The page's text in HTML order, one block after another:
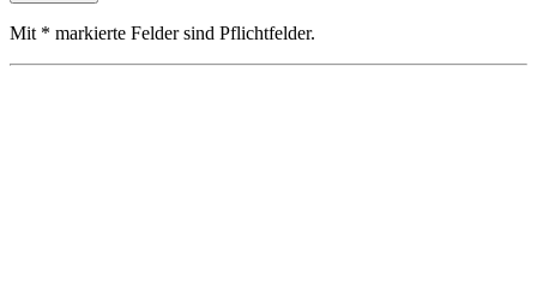
Mit * markierte Felder sind Pflichtfelder.